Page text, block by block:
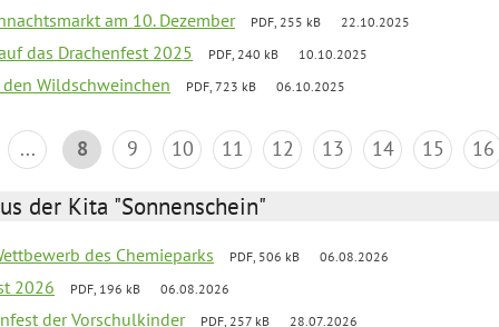
am 10. Dezember PDF, 255 kB 22.10.2025
das Drachenfest 2025 PDF, 240 kB 10.10.2025
Wildschweinchen PDF, 723 kB 06.10.2025
... 8 9 10 11 12 13 14 15 16
der Kita "Sonnenschein"
des Chemieparks PDF, 506 kB 06.08.2026
2026 PDF, 196 kB 06.08.2026
der Vorschulkinder PDF, 257 kB 28.07.2026